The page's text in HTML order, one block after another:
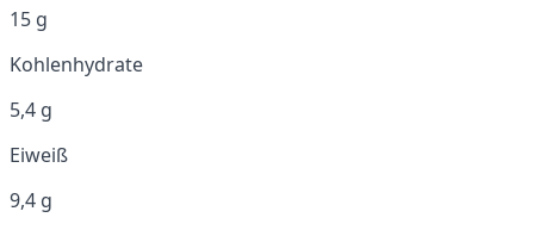
15 g
Kohlenhydrate
5,4 g
Eiweiß
9,4 g